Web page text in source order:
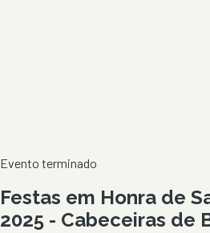
Evento terminado
Festas em Honra de
2025 - Cabeceiras de